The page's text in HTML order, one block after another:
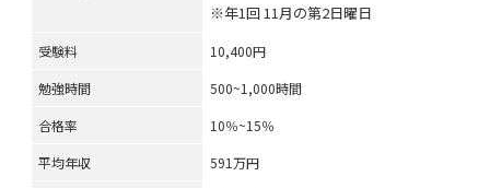
※年1回 11月の第2日曜日
受験料
10,400円
勉強時間
500~1,000時間
合格率
10％~15％
平均年収
591万円